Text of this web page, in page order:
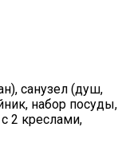
санузел (душ,
набор посуды,
2 креслами,